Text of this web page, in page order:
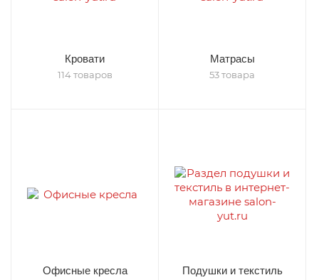
Кровати
114 товаров
Матрасы
53 товара
Офисные кресла Подушки и текстиль